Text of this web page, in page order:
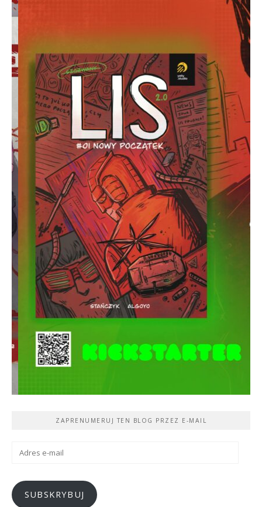
ZAPRENUMERUJ TEN BLOG PRZEZ E-MAIL
Adres
SUBSKRYBUJ